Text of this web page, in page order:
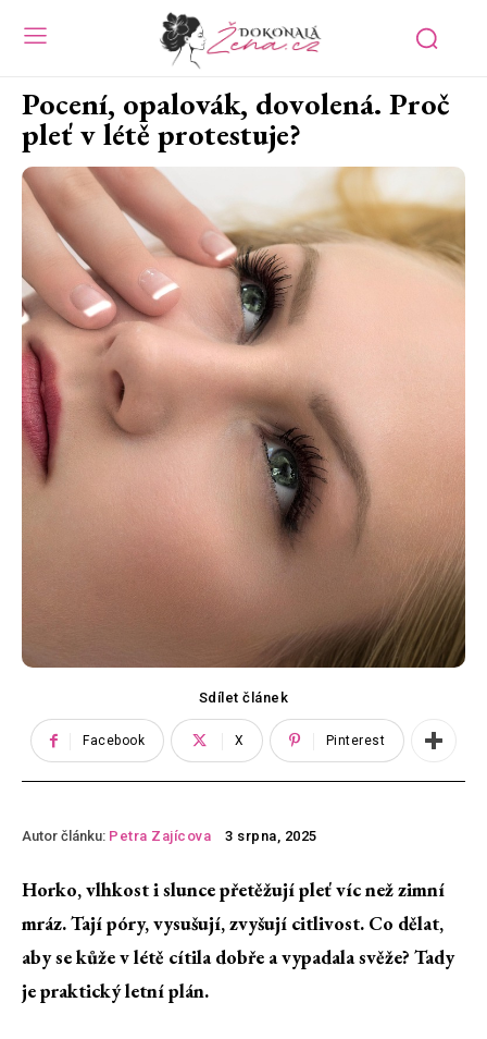
Pocení, opalovák, dovolená. Proč
pleť v létě protestuje?
Sdílet článek
Facebook X Pinterest
Autor článku: Petra Zajícova 3 srpna, 2025
Horko, vlhkost i slunce přetěžují pleť víc než zimní
mráz. Tají póry, vysušují, zvyšují citlivost. Co dělat,
aby se kůže v létě cítila dobře a vypadala svěže? Tady
je praktický letní plán.